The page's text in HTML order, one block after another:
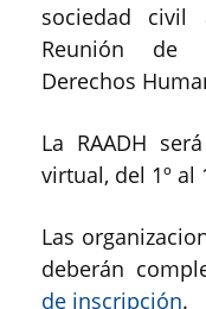
sociedad civil
Reunión de
Derechos
La RAADH
virtual, del 1º al
Las
deberán
de inscripción.